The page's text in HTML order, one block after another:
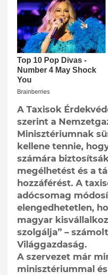
A Taxisok
szerint a
Minisztériumnak
kellene tennie,
számára
megélhetést és a
hozzáférést. A
adócsomag
elengedhetetlen,
magyar
szolgálja” –
Világgazdaság.
A szervezet már
minisztériummal